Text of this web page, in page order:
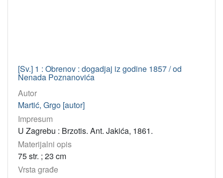
[Sv.] 1 : Obrenov : dogadjaj iz godine 1857 / od
Nenada Poznanovića
Autor
Martić, Grgo [autor]
Impresum
U Zagrebu : Brzotis. Ant. Jakića, 1861.
Materijalni opis
75 str. ; 23 cm
Vrsta građe